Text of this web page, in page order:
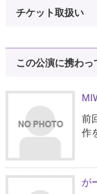
チケット取扱い
この公演に携わ
前
作
が